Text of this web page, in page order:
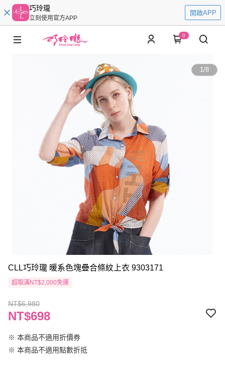
巧玲瓏
立刻使用官方APP
開啟APP
0
1/8
CLL巧玲瓏 暖系色塊疊合條紋上衣 9303171
超取滿NT$2,000免運
NT$6,980
NT$698
※ 本商品不適用折價券
※ 本商品不適用點數折抵